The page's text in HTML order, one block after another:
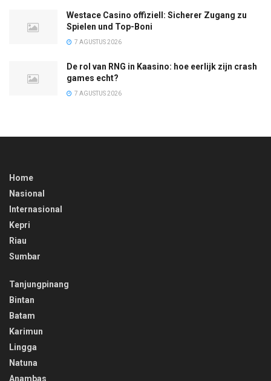
Westace Casino offiziell: Sicherer Zugang zu
Spielen und Top-Boni
7 AGUSTUS 2026
De rol van RNG in Kaasino: hoe eerlijk zijn crash
games echt?
7 AGUSTUS 2026
Home
Nasional
Internasional
Kepri
Riau
Sumbar
Tanjungpinang
Bintan
Batam
Karimun
Lingga
Natuna
Anambas